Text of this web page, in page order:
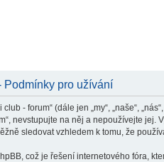
Podmínky pro užívání
- forum“ (dále jen „my“, „naše“,
nevstupujte na něj a nepoužívejte
sledovat vzhledem k tomu, že
což je řešení internetového fóra,